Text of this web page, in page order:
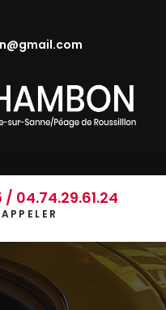
/ 04.74.29.61.24